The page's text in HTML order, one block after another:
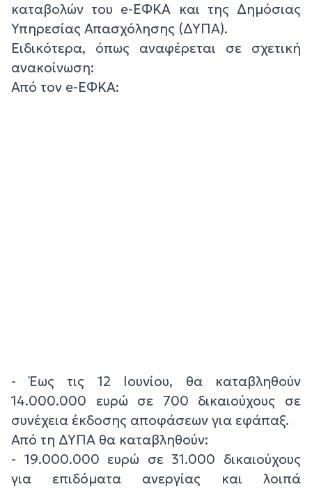
καταβολών του e-ΕΦΚΑ και της Δημόσιας
Υπηρεσίας Απασχόλησης (ΔΥΠΑ).
Ειδικότερα, όπως αναφέρεται σε σχετική
ανακοίνωση:
Από τον e-ΕΦΚΑ:
- Έως τις 12 Ιουνίου, θα καταβληθούν
14.000.000 ευρώ σε 700 δικαιούχους σε
συνέχεια έκδοσης αποφάσεων για εφάπαξ.
Από τη ΔΥΠΑ θα καταβληθούν:
- 19.000.000 ευρώ σε 31.000 δικαιούχους
για επιδόματα ανεργίας και λοιπά